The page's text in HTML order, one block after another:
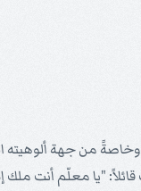
وخاصةً من جهة ألوهيته
"يا معلّم أنت ملك